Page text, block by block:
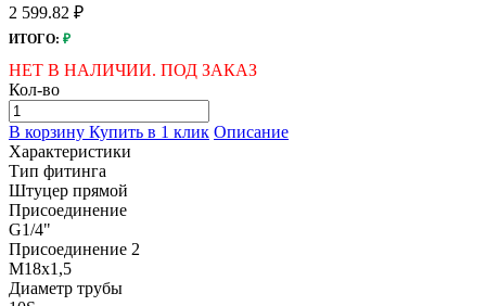
2 599.82 ₽
ИТОГО: ₽
НЕТ В НАЛИЧИИ. ПОД ЗАКАЗ
Кол-во
В корзину Купить в 1 клик Описание
Характеристики
Тип фитинга
Штуцер прямой
Присоединение
G1/4"
Присоединение 2
M18x1,5
Диаметр трубы